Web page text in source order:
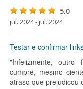
5.0
jul. 2024 - jul. 2024
Testar e confirmar links
"Infelizmente,
cumpre, mesmo
atraso que prejudicou